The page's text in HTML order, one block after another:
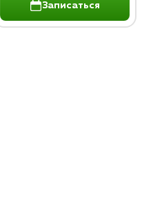
Записаться